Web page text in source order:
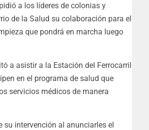
a los líderes de colonias y
de la Salud su colaboración para el
que pondrá en marcha luego
a asistir a la Estación del Ferrocarril
en el programa de salud que
servicios médicos de manera
su intervención al anunciarles el